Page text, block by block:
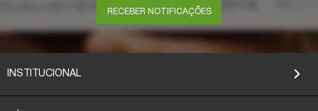
RECEBER NOTIFICAÇÕES
INSTITUCIONAL